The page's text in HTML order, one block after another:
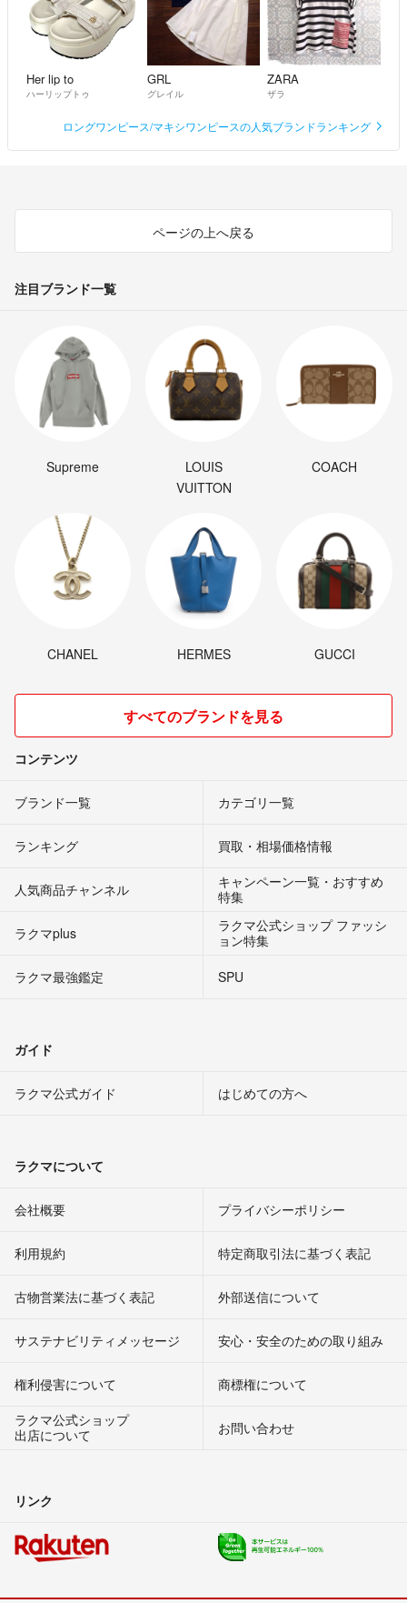
Her lip to
ハーリップトゥ
GRL
グレイル
ZARA
ザラ
ロングワンピース/マキシワンピースの人気ブランドランキング
ページの上へ戻る
注目ブランド一覧
Supreme
LOUIS
VUITTON
COACH
CHANEL HERMES GUCCI
すべてのブランドを見る
コンテンツ
ブランド一覧 カテゴリ一覧
ランキング 買取・相場価格情報
人気商品チャンネル
キャンペーン一覧・おすすめ
特集
ラクマplus
ラクマ公式ショップ ファッシ
ョン特集
ラクマ最強鑑定
SPU
ガイド
ラクマ公式ガイド はじめての方へ
ラクマについて
会社概要 プライバシーポリシー
利用規約 特定商取引法に基づく表記
古物営業法に基づく表記 外部送信について
サステナビリティメッセージ 安心・安全のための取り組み
権利侵害について
商標権について
ラクマ公式ショップ
出店について
お問い合わせ
リンク